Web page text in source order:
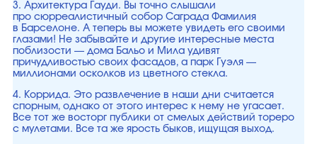
3. Архитектура Гауди. Вы точно слышали
про сюрреалистичный собор Саграда Фамилия
в Барселоне. А теперь вы можете увидеть его своими
глазами! Не забывайте и другие интересные места
поблизости — дома Бальо и Мила удивят
причудливостью своих фасадов, а парк Гуэля —
миллионами осколков из цветного стекла.
4. Коррида. Это развлечение в наши дни считается
спорным, однако от этого интерес к нему не угасает.
Все тот же восторг публики от смелых действий тореро
с мулетами. Все та же ярость быков, ищущая выход.